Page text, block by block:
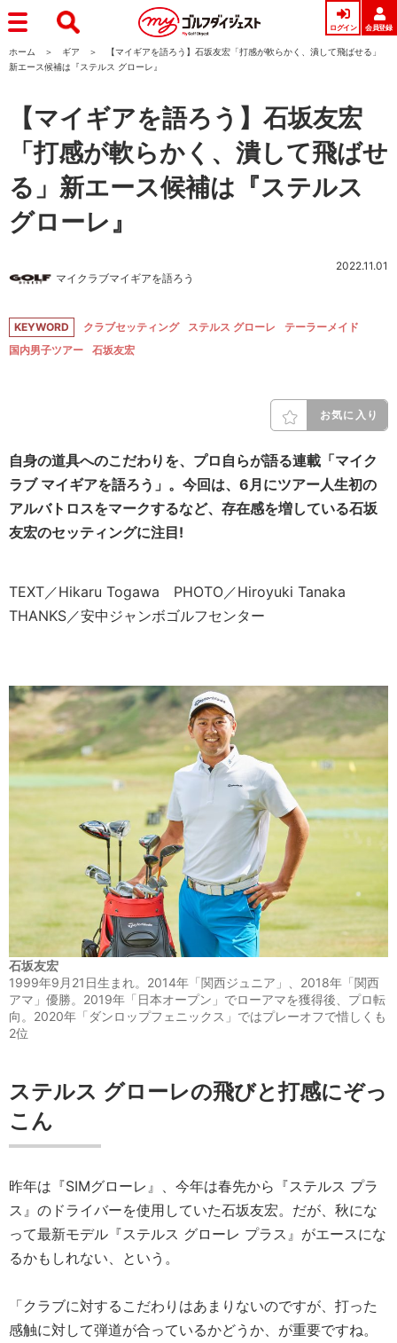
ログイン 会員登録
ホーム ギア
【マイギアを語ろう】石坂友宏「打感が軟らかく、潰して飛ばせる」
新エース候補は『ステルス グローレ』
【マイギアを語ろう】石坂友宏
「打感が軟らかく、潰して飛ばせ
る」新エース候補は『ステルス
グローレ』
マイクラブマイギアを語ろう
2022.11.01
KEYWORD クラブセッティング ステルス グローレ
テーラーメイド
国内男子ツアー
石坂友宏
お気に入り
自身の道具へのこだわりを、プロ自らが語る連載「マイク
ラブ マイギアを語ろう」。今回は、6月にツアー人生初の
アルバトロスをマークするなど、存在感を増している石坂
友宏のセッティングに注目!
TEXT／Hikaru Togawa PHOTO／Hiroyuki Tanaka
THANKS／安中ジャンボゴルフセンター
石坂友宏
1999年9月21日生まれ。2014年「関西ジュニア」、2018年「関西
アマ」優勝。2019年「日本オープン」でローアマを獲得後、プロ転
向。2020年「ダンロップフェニックス」ではプレーオフで惜しくも
2位
ステルス グローレの飛びと打感にぞっ
こん
昨年は『SIMグローレ』、今年は春先から『ステルス プラ
ス』のドライバーを使用していた石坂友宏。だが、秋にな
って最新モデル『ステルス グローレ プラス』がエースにな
るかもしれない、という。
「クラブに対するこだわりはあまりないのですが、打った
感触に対して弾道が合っているかどうか、が重要ですね。